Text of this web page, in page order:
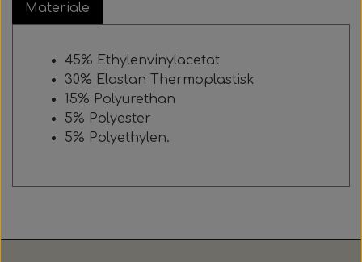
Materiale
45% Ethylenvinylacetat
30% Elastan Thermoplastisk
15% Polyurethan
5% Polyester
5% Polyethylen.